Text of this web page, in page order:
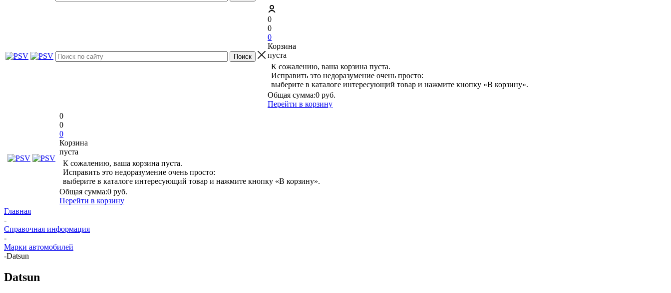
0
0
0
Корзина
пуста
К сожалению, ваша корзина пуста.
Исправить это недоразумение очень просто:
выберите в каталоге интересующий товар и нажмите кнопку «В корзину».
Общая сумма:0 руб.
Перейти в корзину
0
0
0
Корзина
пуста
К сожалению, ваша корзина пуста.
Исправить это недоразумение очень просто:
выберите в каталоге интересующий товар и нажмите кнопку «В корзину».
Общая сумма:0 руб.
Перейти в корзину
Главная
-
Справочная информация
-
Марки автомобилей
-Datsun
Datsun